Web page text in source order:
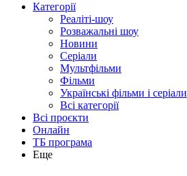
Категорії
Реаліті-шоу
Розважальні шоу
Новини
Серіали
Мультфільми
Фільми
Українські фільми і серіали
Всі категорії
Всі проєкти
Онлайн
ТБ програма
Еще